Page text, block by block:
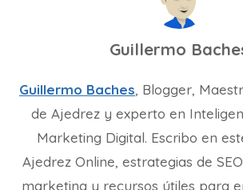
Guillermo
Guillermo Baches, Blogger,
de Ajedrez y experto en
Marketing Digital. Escribo en
Ajedrez Online, estrategias de
marketing y recursos útiles para